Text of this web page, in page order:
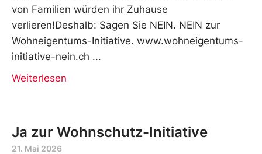
von Familien würden ihr Zuhause
verlieren!Deshalb: Sagen Sie NEIN. NEIN zur
Wohneigentums-Initiative. www.wohneigentums-
initiative-nein.ch
Weiterlesen
Ja zur Wohnschutz-Initiative
21. Mai 2026